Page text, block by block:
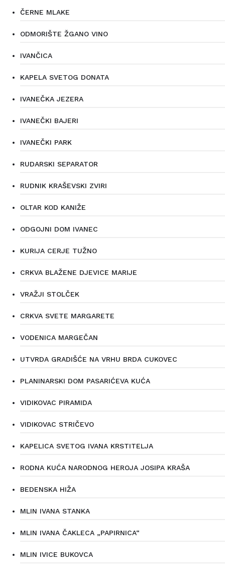
ČERNE MLAKE
ODMORIŠTE ŽGANO VINO
IVANČICA
KAPELA SVETOG DONATA
IVANEČKA JEZERA
IVANEČKI BAJERI
IVANEČKI PARK
RUDARSKI SEPARATOR
RUDNIK KRAŠEVSKI ZVIRI
OLTAR KOD KANIŽE
ODGOJNI DOM IVANEC
KURIJA CERJE TUŽNO
CRKVA BLAŽENE DJEVICE MARIJE
VRAŽJI STOLČEK
CRKVA SVETE MARGARETE
VODENICA MARGEČAN
UTVRDA GRADIŠĆE NA VRHU BRDA CUKOVEC
PLANINARSKI DOM PASARIĆEVA KUĆA
VIDIKOVAC PIRAMIDA
VIDIKOVAC STRIČEVO
KAPELICA SVETOG IVANA KRSTITELJA
RODNA KUĆA NARODNOG HEROJA JOSIPA KRAŠA
BEDENSKA HIŽA
MLIN IVANA STANKA
MLIN IVANA ČAKLECA „PAPIRNICA“
MLIN IVICE BUKOVCA